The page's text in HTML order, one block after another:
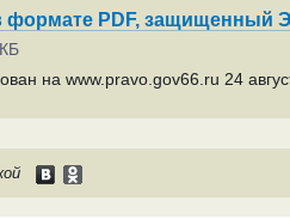
формате PDF, защищенный
на www.pravo.gov66.ru 24